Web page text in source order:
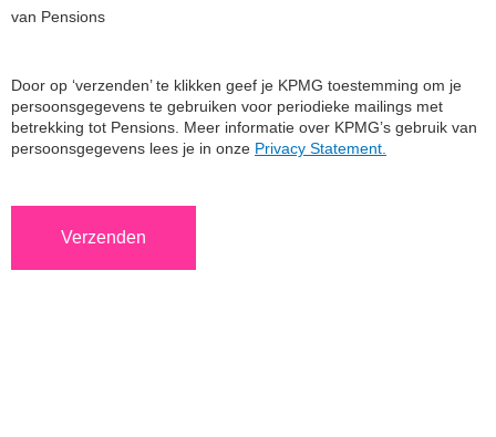
van Pensions
Door op ‘verzenden’ te klikken geef je KPMG toestemming om je
persoonsgegevens te gebruiken voor periodieke mailings met
betrekking tot Pensions. Meer informatie over KPMG’s gebruik van
persoonsgegevens lees je in onze Privacy Statement.